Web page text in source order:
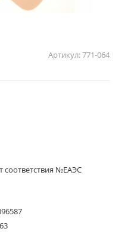
Артикул:771-064
соответствия №ЕАЭС